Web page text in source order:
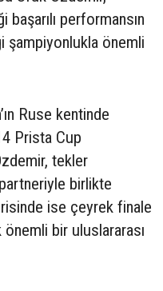
performansın
şampiyonlukla önemli
Ruse kentinde
Prista Cup
tekler
birlikte
ise çeyrek finale
bir uluslararası